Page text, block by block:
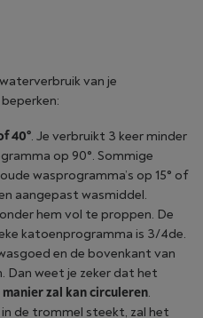
van je
40°. Je verbruikt 3 keer minder
op 90°. Sommige
wasprogramma’s op 15° of
aangepast wasmiddel.
hem vol te proppen. De
katoenprogramma is 3/4de.
en de bovenkant van
Dan weet je zeker dat het
zal kan circuleren.
de trommel steekt, zal het